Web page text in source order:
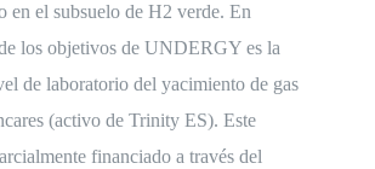
en el subsuelo de H2 verde. En
los objetivos de UNDERGY es la
de laboratorio del yacimiento de gas
(activo de Trinity ES). Este
financiado a través del